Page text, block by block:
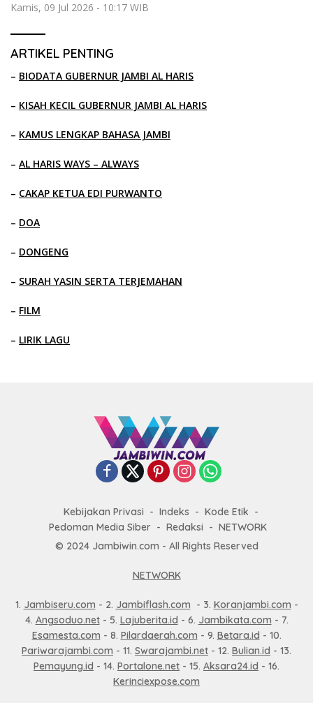
Kamis, 09 Jul 2026 - 10:17 WIB
ARTIKEL PENTING
– BIODATA GUBERNUR JAMBI AL HARIS
– KISAH KECIL GUBERNUR JAMBI AL HARIS
– KAMUS LENGKAP BAHASA JAMBI
– AL HARIS WAYS – ALWAYS
– CAKAP KETUA EDI PURWANTO
– DOA
– DONGENG
– SURAH YASIN SERTA TERJEMAHAN
– FILM
– LIRIK LAGU
Kebijakan Privasi Indeks
Kode Etik
Pedoman Media Siber
Redaksi
NETWORK
© 2024 Jambiwin.com - All Rights Reserved
NETWORK
1. Jambiseru.com - 2. Jambiflash.com - 3. Koranjambi.com -
4. Angsoduo.net- 5. Lajuberita.id - 6. Jambikata.com - 7.
Esamesta.com - 8. Pilardaerah.com - 9. Betara.id - 10.
Pariwarajambi.com - 11. Swarajambi.net - 12. Bulian.id - 13.
Pemayung.id - 14. Portalone.net - 15. Aksara24.id - 16.
Kerinciexpose.com